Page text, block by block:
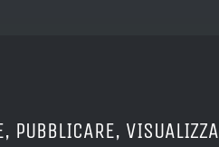
PUBBLICARE,